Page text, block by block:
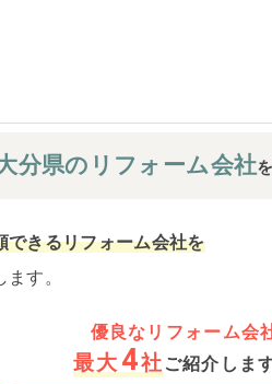
分県の リフォーム会社
できるリフォーム会社を
ます。
優良なリフォーム会
最大 4社 ご紹介しま